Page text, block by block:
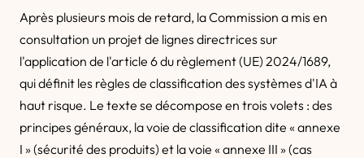
Après plusieurs mois de retard, la Commission a mis en
consultation un projet de lignes directrices sur
l'application de l'article 6 du règlement (UE) 2024/1689,
qui définit les règles de classification des systèmes d'IA à
haut risque. Le texte se décompose en trois volets : des
principes généraux, la voie de classification dite « annexe
I » (sécurité des produits) et la voie « annexe III » (cas